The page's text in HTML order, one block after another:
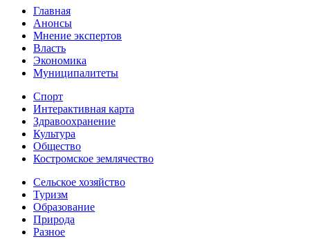
Главная
Анонсы
Мнение экспертов
Власть
Экономика
Муниципалитеты
Спорт
Интерактивная карта
Здравоохранение
Культура
Общество
Костромское землячество
Сельское хозяйство
Туризм
Образование
Природа
Разное